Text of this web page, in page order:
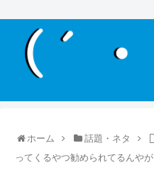
ホーム 話題・ネタ
ってくるやつ勧められてるんやが